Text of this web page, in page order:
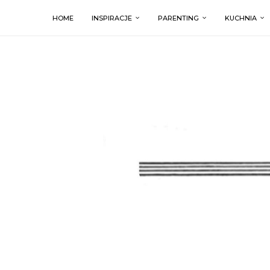
HOME INSPIRACJE PARENTING KUCHNIA